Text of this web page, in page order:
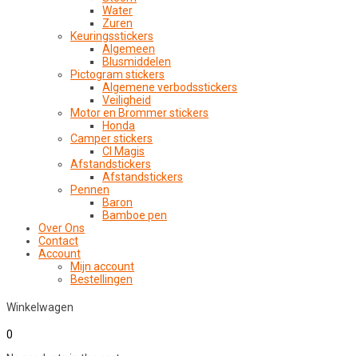
Water
Zuren
Keuringsstickers
Algemeen
Blusmiddelen
Pictogram stickers
Algemene verbodsstickers
Veiligheid
Motor en Brommer stickers
Honda
Camper stickers
CI Magis
Afstandstickers
Afstandstickers
Pennen
Baron
Bamboe pen
Over Ons
Contact
Account
Mijn account
Bestellingen
Winkelwagen
0